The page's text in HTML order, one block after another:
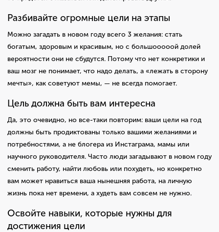
Разбивайте огромные цели на этапы
Можно загадать в новом году всего 3 желания: стать
богатым, здоровым и красивым, но с большооооой долей
вероятности они не сбудутся. Потому что нет конкретики и
ваш мозг не понимает, что надо делать, а «лежать в сторону
мечты», как советуют мемы, — не всегда помогает.
Цель должна быть вам интересна
Да, это очевидно, но все-таки повторим: ваши цели на год
должны быть продиктованы только вашими желаниями и
потребностями, а не блогера из Инстаграма, мамы или
научного руководителя. Часто люди загадывают в новом году
сменить работу, найти любовь или похудеть, но конкретно
вам может нравиться ваша нынешняя работа, на личную
жизнь пока нет времени, а худеть вам совсем не нужно.
Освойте навыки, которые нужны для
достижения цели